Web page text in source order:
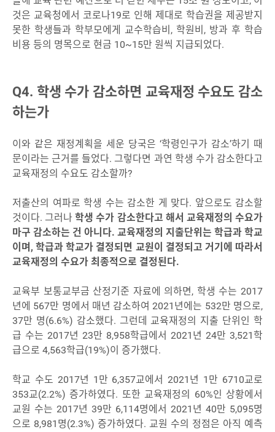
것은 교육청에서 코로나19로 인해 제대로 학습권을 제공받지
못한 학생들과 학부모에게 교수학습비, 학원비, 방과 후 학습
비용 등의 명목으로 현금 10~15만 원씩 지급되었다.
Q4. 학생 수가 감소하면 교육재정 수요도 감소
하는가
이와 같은 재정계획을 세운 당국은 ‘학령인구가 감소’하기 때
문이라는 근거를 들었다. 그렇다면 과연 학생 수가 감소한다고
교육재정의 수요도 감소할까?
저출산의 여파로 학생 수는 감소한 게 맞다. 앞으로도 감소할
것이다. 그러나 학생 수가 감소한다고 해서 교육재정의 수요가
마구 감소하는 건 아니다. 교육재정의 지출단위는 학급과 학교
이며, 학급과 학교가 결정되면 교원이 결정되고 거기에 따라서
교육재정의 수요가 최종적으로 결정된다.
교육부 보통교부금 산정기준 자료에 의하면, 학생 수는 2017
년에 567만 명에서 매년 감소하여 2021년에는 532만 명으로,
37만 명(6.6%) 감소했다. 그런데 교육재정의 지출 단위인 학
급 수는 2017년 23만 8,958학급에서 2021년 24만 3,521학
급으로 4,563학급(19%)이 증가했다.
학교 수도 2017년 1만 6,357교에서 2021년 1만 6710교로
353교(2.2%) 증가하였다. 또한 교육재정의 60%인 상황에서
교원 수는 2017년 39만 6,114명에서 2021년 40만 5,095명
으로 8,981명(2.3%) 증가하였다. 교원 수의 정점은 아직 예측